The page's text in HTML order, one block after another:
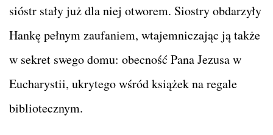
sióstr stały już dla niej otworem. Siostry obdarzyły
Hankę pełnym zaufaniem, wtajemniczając ją także
w sekret swego domu: obecność Pana Jezusa w
Eucharystii, ukrytego wśród książek na regale
bibliotecznym.